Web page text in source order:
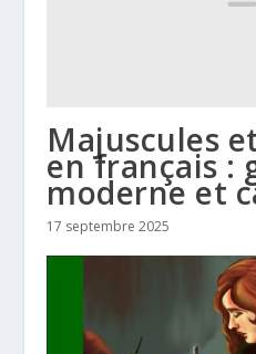
Majuscules
en français :
moderne et
17 septembre 2025